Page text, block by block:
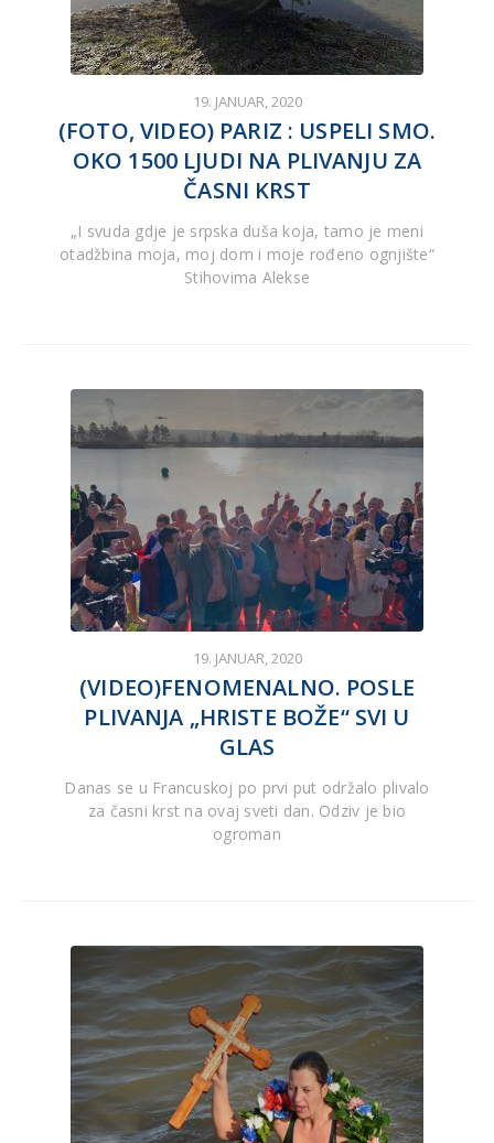
19. JANUAR, 2020
(FOTO, VIDEO) PARIZ : USPELI SMO.
OKO 1500 LJUDI NA PLIVANJU ZA
ČASNI KRST
„I svuda gdje je srpska duša koja, tamo je meni
otadžbina moja, moj dom i moje rođeno ognjište“
Stihovima Alekse
19. JANUAR, 2020
(VIDEO)FENOMENALNO. POSLE
PLIVANJA „HRISTE BOŽE“ SVI U
GLAS
Danas se u Francuskoj po prvi put održalo plivalo
za časni krst na ovaj sveti dan. Odziv je bio
ogroman